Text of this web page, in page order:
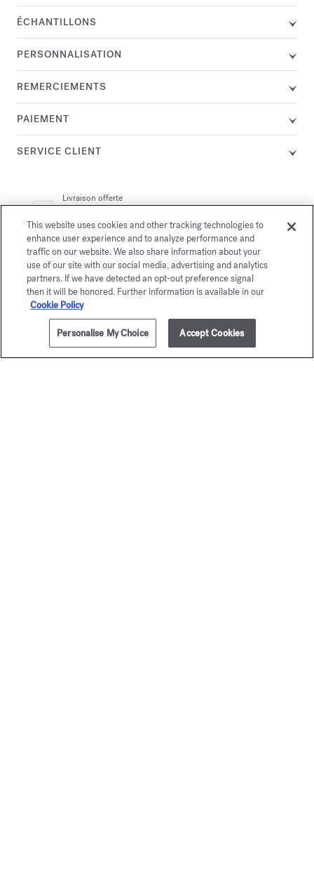
ÉCHANTILLONS
PERSONNALISATION
REMERCIEMENTS
PAIEMENT
SERVICE CLIENT
Livraison offerte
avec Colissimo & DHL
&
politique de retour
Un conseiller est à votre disposition par téléphone au +33 (0)1
72 95 09 89 le lundi de 9h à 19h et du mardi au vendredi de
10h à 19h, ou paremail
Paiement sécurisé
This website uses cookies and other tracking technologies to
enhance user experience and to analyze performance and
traffic on our website. We also share information about your
use of our site with our social media, advertising and analytics
partners. If we have detected an opt-out preference signal
then it will be honored. Further information is available in our
Cookie Policy
Personalise My Choice Accept Cookies